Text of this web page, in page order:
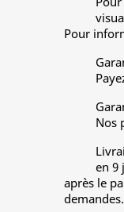
Pour
Nos
en 9
après le
demandes.